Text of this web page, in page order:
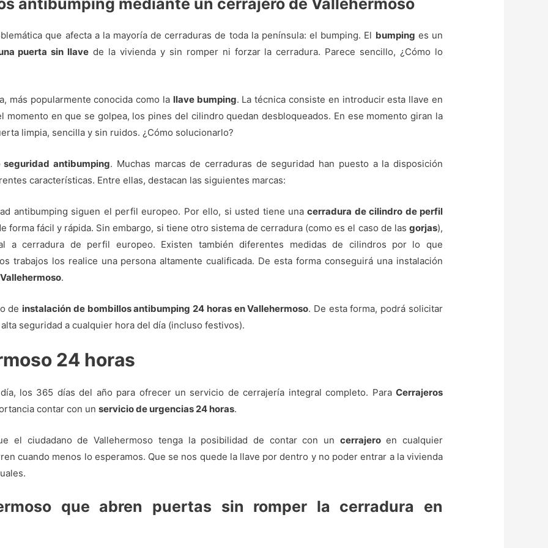
antibumping mediante un cerrajero de Vallehermoso
que afecta a la mayoría de cerraduras de toda la península: el bumping. El bumping es un
puerta sin llave de la vivienda y sin romper ni forzar la cerradura. Parece sencillo, ¿Cómo lo
más popularmente conocida como la llave bumping. La técnica consiste en introducir esta llave en
momento en que se golpea, los pines del cilindro quedan desbloqueados. En ese momento giran la
limpia, sencilla y sin ruidos. ¿Cómo solucionarlo?
antibumping. Muchas marcas de cerraduras de seguridad han puesto a la disposición
características. Entre ellas, destacan las siguientes marcas:
antibumping siguen el perfil europeo. Por ello, si usted tiene unacerradura de cilindro de perfil
forma fácil y rápida. Sin embargo, si tiene otro sistema de cerradura (como es el caso de las gorjas),
a cerradura de perfil europeo. Existen también diferentes medidas de cilindros por lo que
trabajos los realice una persona altamente cualificada. De esta forma conseguirá una instalación
.
de instalación de bombillos antibumping 24 horas en Vallehermoso. De esta forma, podrá solicitar
seguridad a cualquier hora del día (incluso festivos).
24 horas
los 365 días del año para ofrecer un servicio de cerrajería integral completo. Para Cerrajeros
contar con unservicio de urgencias 24 horas.
el ciudadano de Vallehermoso tenga la posibilidad de contar con un cerrajeroen cualquier
cuando menos lo esperamos. Que se nos quede la llave por dentro y no poder entrar a la vivienda
que abren puertas sin romper la cerradura en